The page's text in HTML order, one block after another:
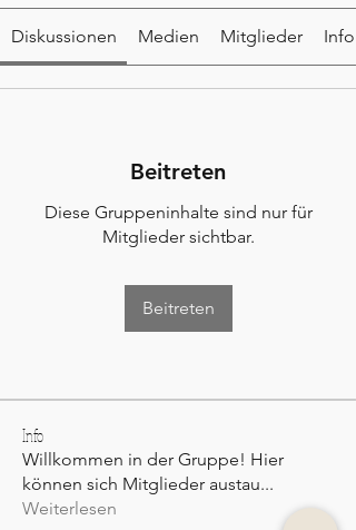
Diskussionen Medien Mitglieder Info
Beitreten
Diese Gruppeninhalte sind nur für
Mitglieder sichtbar.
Beitreten
Info
Willkommen in der Gruppe! Hier
können sich Mitglieder austau...
Weiterlesen